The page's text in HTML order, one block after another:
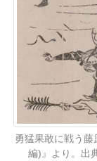
勇猛果敢に戦う
編)』より。出